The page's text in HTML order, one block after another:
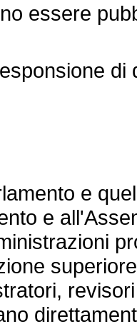
essere
di
e
e